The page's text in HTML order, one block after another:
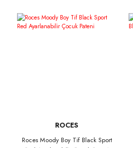
ROCES
Roces Moody Boy Tif Black Sport